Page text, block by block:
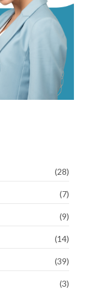
(28)
(7)
(9)
(14)
(39)
(3)